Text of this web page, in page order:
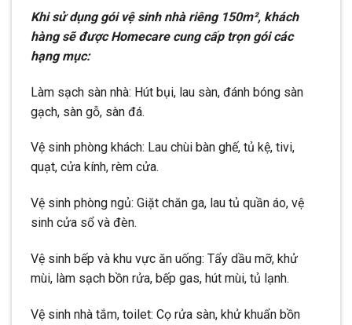
Khi sử dụng gói vệ sinh nhà riêng 150m², khách
hàng sẽ được Homecare cung cấp trọn gói các
hạng mục:
Làm sạch sàn nhà: Hút bụi, lau sàn, đánh bóng sàn
gạch, sàn gỗ, sàn đá.
Vệ sinh phòng khách: Lau chùi bàn ghế, tủ kệ, tivi,
quạt, cửa kính, rèm cửa.
Vệ sinh phòng ngủ: Giặt chăn ga, lau tủ quần áo, vệ
sinh cửa sổ và đèn.
Vệ sinh bếp và khu vực ăn uống: Tẩy dầu mỡ, khử
mùi, làm sạch bồn rửa, bếp gas, hút mùi, tủ lạnh.
Vệ sinh nhà tắm, toilet: Cọ rửa sàn, khử khuẩn bồn